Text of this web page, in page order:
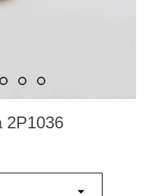
2P1036